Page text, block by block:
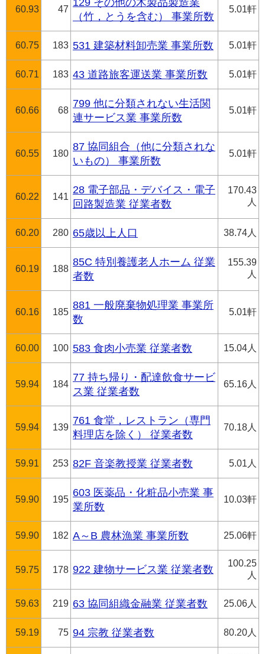
60.93 47
129 その他の木製品製造業
（竹，とうを含む） 事業所数
5.01軒
60.75 183 531 建築材料卸売業 事業所数 5.01軒
60.71 183 43 道路旅客運送業 事業所数 5.01軒
60.66 68
799 他に分類されない生活関
連サービス業 事業所数
5.01軒
60.55 180
87 協同組合（他に分類されな
いもの） 事業所数
5.01軒
60.22 141
28 電子部品・デバイス・電子
回路製造業 従業者数
170.43
人
60.20 280 65歳以上人口 38.74人
60.19 188
85C 特別養護老人ホーム 従業
者数
155.39
人
60.16 185
881 一般廃棄物処理業 事業所
数
5.01軒
60.00 100 583 食肉小売業 従業者数 15.04人
59.94 184
77 持ち帰り・配達飲食サービ
ス業 従業者数
65.16人
59.94 139
761 食堂，レストラン（専門
料理店を除く） 従業者数
70.18人
59.91 253 82F 音楽教授業 従業者数 5.01人
59.90 195
603 医薬品・化粧品小売業 事
業所数
10.03軒
59.90 182 A～B 農林漁業 事業所数 25.06軒
59.75 178 922 建物サービス業 従業者数
100.25
人
59.63 219 63 協同組織金融業 従業者数 25.06人
59.19 75 94 宗教 従業者数 80.20人